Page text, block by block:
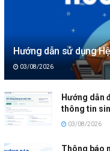
Hướng dẫn sử dụng
03/08/2026
Hướng dẫn
thông tin
03/08/2026
Thông báo